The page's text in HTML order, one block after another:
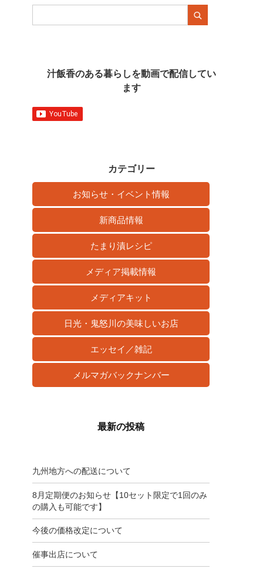
汁飯香のある暮らしを動画で配信してい
ます
カテゴリー
お知らせ・イベント情報
新商品情報
たまり漬レシピ
メディア掲載情報
メディアキット
日光・鬼怒川の美味しいお店
エッセイ／雑記
メルマガバックナンバー
最新の投稿
九州地方への配送について
8月定期便のお知らせ【10セット限定で1回のみ
の購入も可能です】
今後の価格改定について
催事出店について